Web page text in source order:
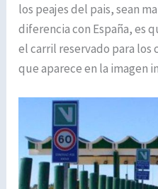
los peajes del pais, sean
diferencia con España, es
el carril reservado para los
que aparece en la imagen